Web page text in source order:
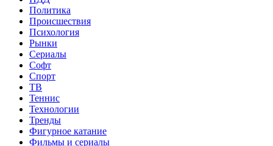
Политика
Происшествия
Психология
Рынки
Сериалы
Софт
Спорт
ТВ
Теннис
Технологии
Тренды
Фигурное катание
Фильмы и сериалы